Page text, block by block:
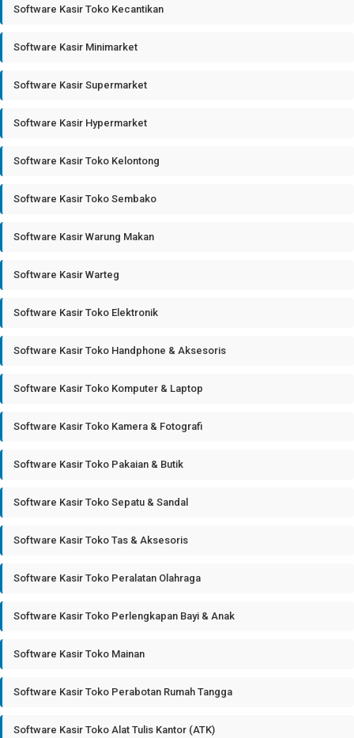
Software Kasir Toko Kecantikan
Software Kasir Minimarket
Software Kasir Supermarket
Software Kasir Hypermarket
Software Kasir Toko Kelontong
Software Kasir Toko Sembako
Software Kasir Warung Makan
Software Kasir Warteg
Software Kasir Toko Elektronik
Software Kasir Toko Handphone & Aksesoris
Software Kasir Toko Komputer & Laptop
Software Kasir Toko Kamera & Fotografi
Software Kasir Toko Pakaian & Butik
Software Kasir Toko Sepatu & Sandal
Software Kasir Toko Tas & Aksesoris
Software Kasir Toko Peralatan Olahraga
Software Kasir Toko Perlengkapan Bayi & Anak
Software Kasir Toko Mainan
Software Kasir Toko Perabotan Rumah Tangga
Software Kasir Toko Alat Tulis Kantor (ATK)